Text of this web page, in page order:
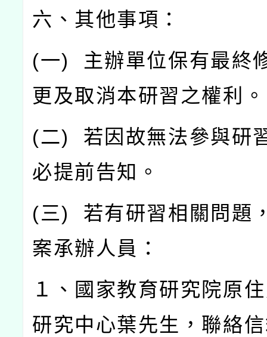
六、其他事項：
(一) 主辦單位保有最終
更及取消本研習之權利。
(二) 若因故無法參與研
必提前告知。
(三) 若有研習相關問題
案承辦人員：
１、國家教育研究院原
研究中心葉先生，聯絡